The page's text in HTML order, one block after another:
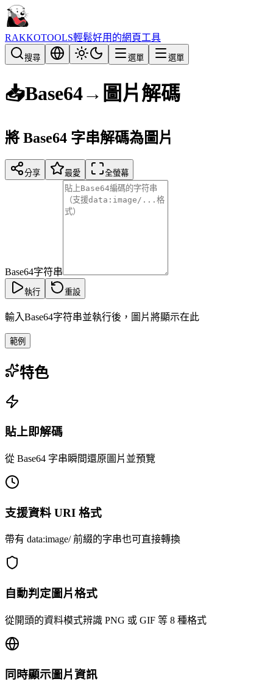
RAKKOTOOLS輕鬆好用的網頁工具
搜尋 選單 選單
📥Base64→圖片解碼
將 Base64 字串解碼為圖片
分享 最愛 全螢幕
Base64字符串
執行 重設
輸入Base64字符串並執行後，圖片將顯示在此
範例
特色
貼上即解碼
從 Base64 字串瞬間還原圖片並預覽
支援資料 URI 格式
帶有 data:image/ 前綴的字串也可直接轉換
自動判定圖片格式
從開頭的資料模式辨識 PNG 或 GIF 等 8 種格式
同時顯示圖片資訊